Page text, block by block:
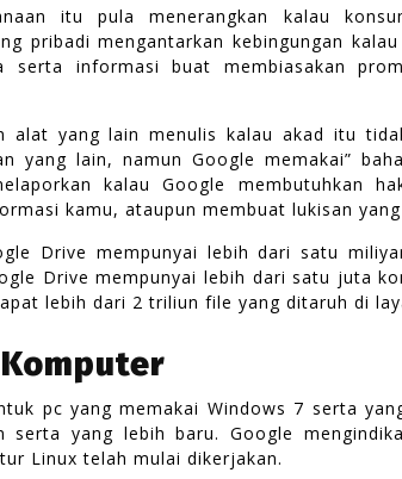
itu pula menerangkan kalau
pribadi mengantarkan kebingungan
serta informasi buat membiasakan
alat yang lain menulis kalau akad itu
yang lain, namun Google memakai”
kalau Google membutuhkan
kamu, ataupun membuat lukisan
Drive mempunyai lebih dari satu
Drive mempunyai lebih dari satu juta
lebih dari 2 triliun file yang ditaruh di
pc yang memakai Windows 7 serta
serta yang lebih baru. Google
Linux telah mulai dikerjakan.